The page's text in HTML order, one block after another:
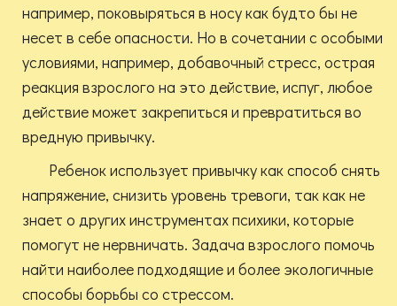
например, поковыряться в носу как будто бы не
несет в себе опасности. Но в сочетании с особыми
условиями, например, добавочный стресс, острая
реакция взрослого на это действие, испуг, любое
действие может закрепиться и превратиться во
вредную привычку.
Ребенок использует привычку как способ снять
напряжение, снизить уровень тревоги, так как не
знает о других инструментах психики, которые
помогут не нервничать. Задача взрослого помочь
найти наиболее подходящие и более экологичные
способы борьбы со стрессом.